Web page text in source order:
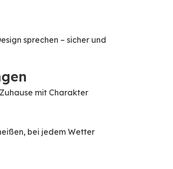
sprechen – sicher und
mit Charakter
bei jedem Wetter